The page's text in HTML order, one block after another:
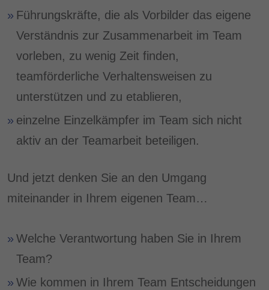
Führungskräfte, die als Vorbilder das eigene
Verständnis zur Zusammenarbeit im Team
vorleben, zu wenig Zeit finden,
teamförderliche Verhaltensweisen zu
unterstützen und zu etablieren,
einzelne Einzelkämpfer im Team sich nicht
aktiv an der Teamarbeit beteiligen.
Und jetzt denken Sie an den Umgang
miteinander in Ihrem eigenen Team…
Welche Verantwortung haben Sie in Ihrem
Team?
Wie kommen in Ihrem Team Entscheidungen